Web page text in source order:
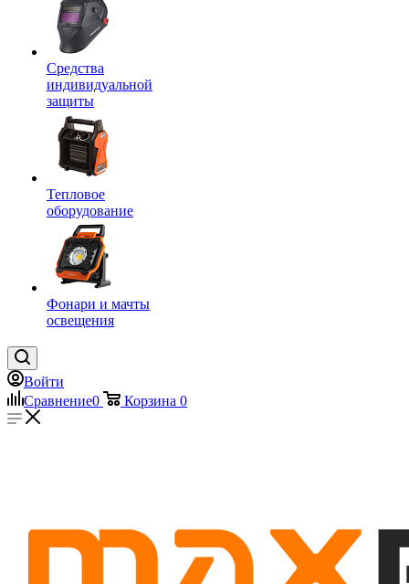
Средства
индивидуальной
защиты
Тепловое
оборудование
Фонари и мачты
освещения
Войти
Сравнение0 Корзина 0